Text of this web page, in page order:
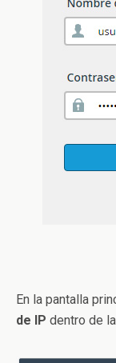
En la pantalla
de IP dentro de